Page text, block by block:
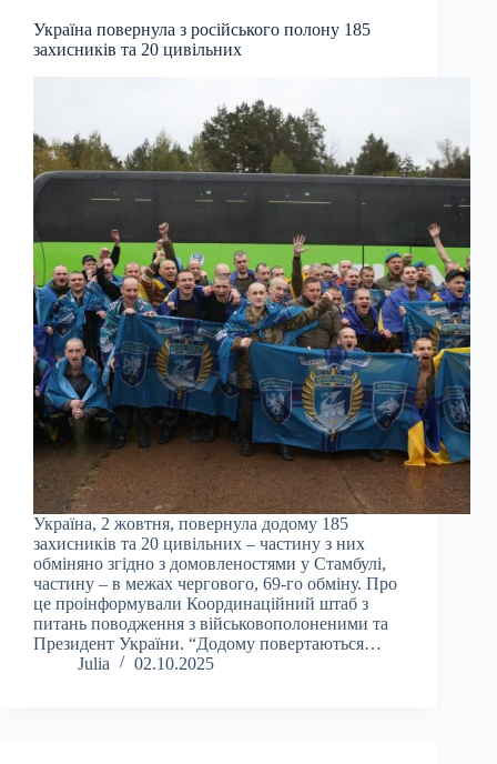
Україна повернула з російського полону 185
захисників та 20 цивільних
Україна, 2 жовтня, повернула додому 185
захисників та 20 цивільних – частину з них
обміняно згідно з домовленостями у Стамбулі,
частину – в межах чергового, 69-го обміну. Про
це проінформували Координаційний штаб з
питань поводження з військовополоненими та
Президент України. “Додому повертаються…
Julia
02.10.2025